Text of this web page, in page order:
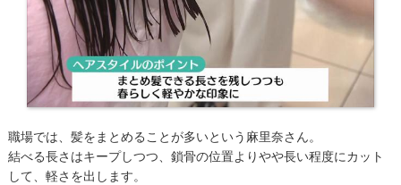
職場では、髪をまとめることが多いという麻里奈さん。
結べる長さはキープしつつ、鎖骨の位置よりやや長い程度にカット
して、軽さを出します。